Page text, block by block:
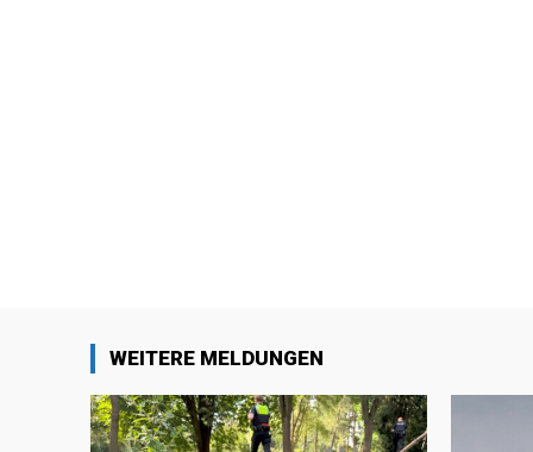
WEITERE MELDUNGEN